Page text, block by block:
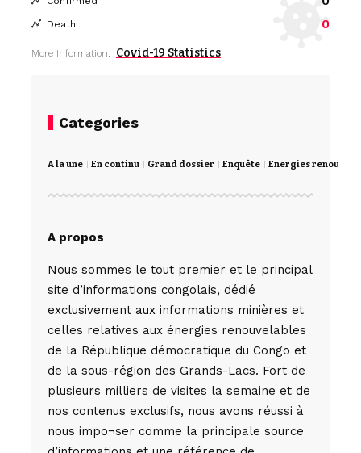
Death 0
More Information: Covid-19 Statistics
Categories
A la une En continu Grand dossier Enquête Energies
A propos
Nous sommes le tout premier et le principal
site d’informations congolais, dédié
exclusivement aux informations minières et
celles relatives aux énergies renouvelables
de la République démocratique du Congo et
de la sous-région des Grands-Lacs. Fort de
plusieurs milliers de visites la semaine et de
nos contenus exclusifs, nous avons réussi à
nous impo¬ser comme la principale source